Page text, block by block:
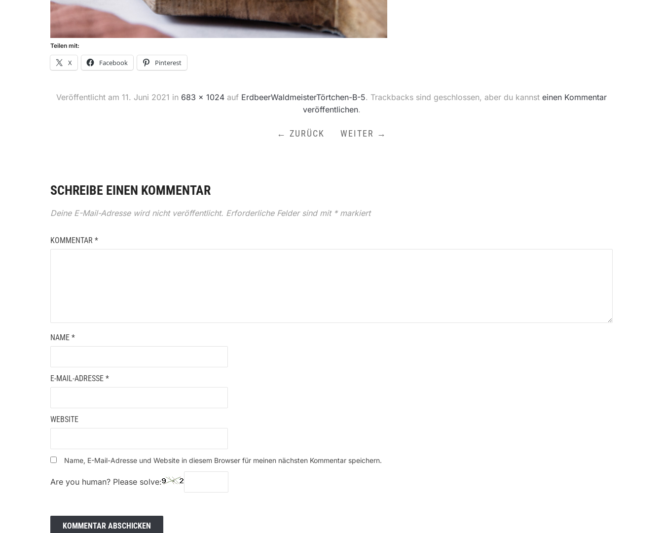
Teilen mit:
X Facebook Pinterest
Veröffentlicht am 11. Juni 2021 in 683 × 1024 auf ErdbeerWaldmeisterTörtchen-B-5. Trackbacks sind geschlossen, aber du kannst einen Kommentar
veröffentlichen.
← ZURÜCK WEITER →
SCHREIBE EINEN KOMMENTAR
Deine E-Mail-Adresse wird nicht veröffentlicht. Erforderliche Felder sind mit *markiert
KOMMENTAR *
NAME *
E-MAIL-ADRESSE *
WEBSITE
Name, E-Mail-Adresse und Website in diesem Browser für meinen nächsten Kommentar speichern.
Are you human? Please solve: